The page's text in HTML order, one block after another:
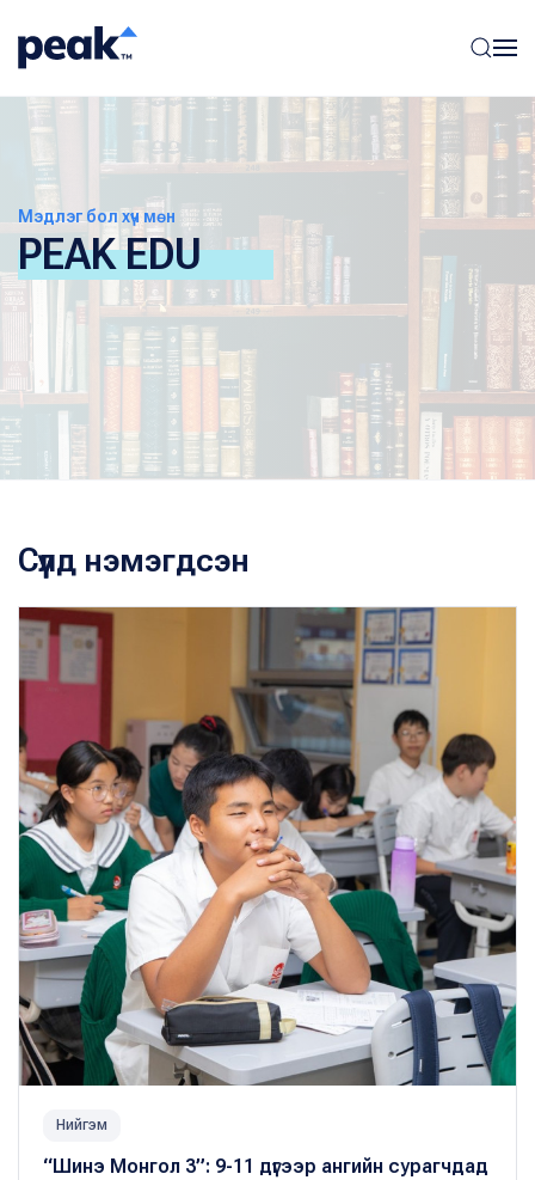
Мэдлэг бол хүч мөн
PEAK EDU
Сүүлд нэмэгдсэн
Нийгэм
“Шинэ Монгол 3”: 9-11 дүгээр ангийн сурагчдад